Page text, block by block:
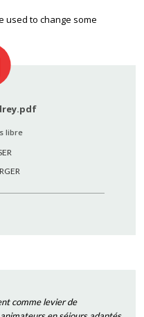
used to change some
libre
comme levier de